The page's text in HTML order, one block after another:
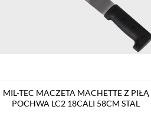
MIL-TEC MACZETA MACHETTE Z PIŁĄ
POCHWA LC2 18CALI 58CM STAL